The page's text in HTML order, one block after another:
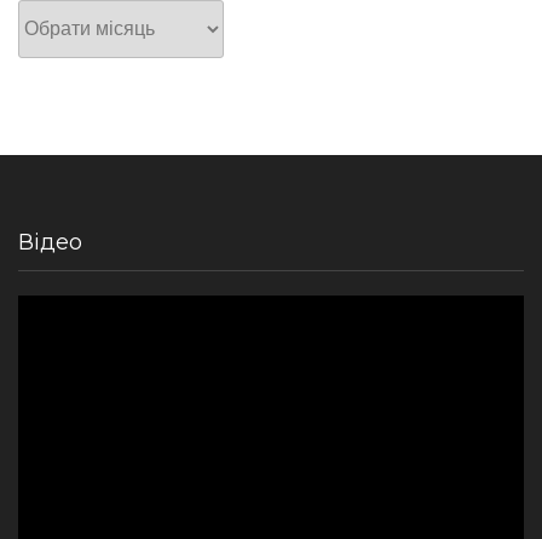
Архів
Відео